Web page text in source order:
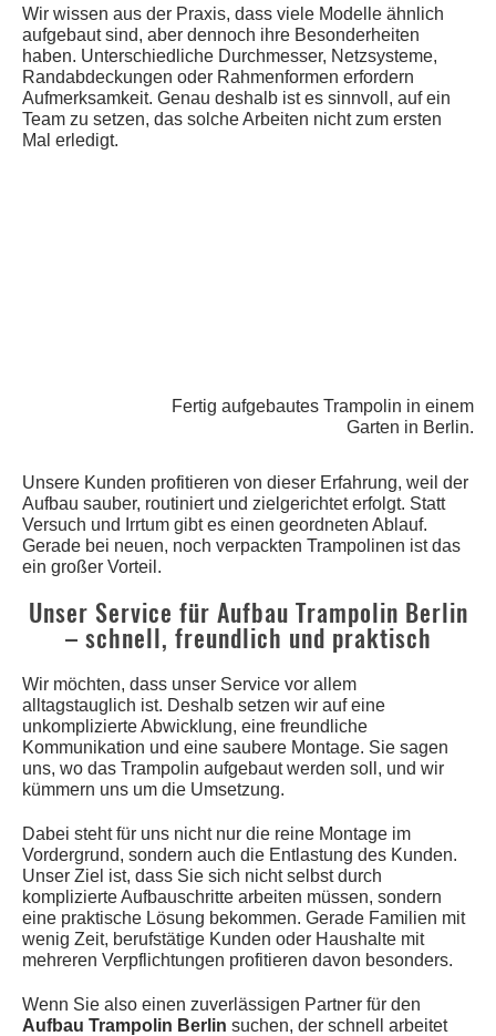
Wir wissen aus der Praxis, dass viele Modelle ähnlich
aufgebaut sind, aber dennoch ihre Besonderheiten
haben. Unterschiedliche Durchmesser, Netzsysteme,
Randabdeckungen oder Rahmenformen erfordern
Aufmerksamkeit. Genau deshalb ist es sinnvoll, auf ein
Team zu setzen, das solche Arbeiten nicht zum ersten
Mal erledigt.
Fertig aufgebautes Trampolin in einem
Garten in Berlin.
Unsere Kunden profitieren von dieser Erfahrung, weil der
Aufbau sauber, routiniert und zielgerichtet erfolgt. Statt
Versuch und Irrtum gibt es einen geordneten Ablauf.
Gerade bei neuen, noch verpackten Trampolinen ist das
ein großer Vorteil.
Unser Service für Aufbau Trampolin Berlin
– schnell, freundlich und praktisch
Wir möchten, dass unser Service vor allem
alltagstauglich ist. Deshalb setzen wir auf eine
unkomplizierte Abwicklung, eine freundliche
Kommunikation und eine saubere Montage. Sie sagen
uns, wo das Trampolin aufgebaut werden soll, und wir
kümmern uns um die Umsetzung.
Dabei steht für uns nicht nur die reine Montage im
Vordergrund, sondern auch die Entlastung des Kunden.
Unser Ziel ist, dass Sie sich nicht selbst durch
komplizierte Aufbauschritte arbeiten müssen, sondern
eine praktische Lösung bekommen. Gerade Familien mit
wenig Zeit, berufstätige Kunden oder Haushalte mit
mehreren Verpflichtungen profitieren davon besonders.
Wenn Sie also einen zuverlässigen Partner für den
Aufbau Trampolin Berlin suchen, der schnell arbeitet